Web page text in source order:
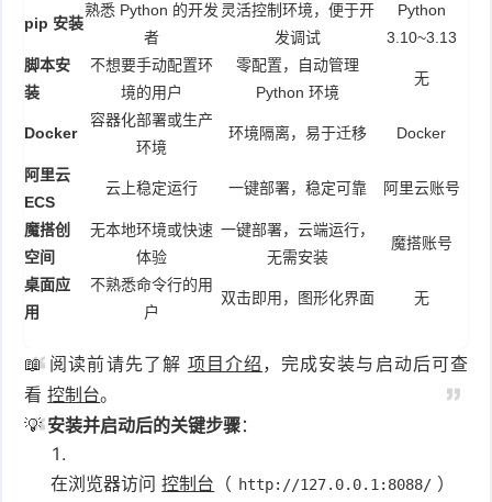
pip 安装
熟悉 Python 的开发
者
灵活控制环境，便于开
发调试
Python
3.10~3.13
脚本安
装
不想要手动配置环
境的用户
零配置，自动管理
Python 环境
无
Docker
容器化部署或生产
环境
环境隔离，易于迁移 Docker
阿里云
ECS
云上稳定运行 一键部署，稳定可靠 阿里云账号
魔搭创
空间
无本地环境或快速
体验
一键部署，云端运行，
无需安装
魔搭账号
桌面应
用
不熟悉命令行的用
户
双击即用，图形化界面 无
📖 阅读前请先了解 项目介绍 ，完成安装与启动后可查
看控制台。
💡安装并启动后的关键步骤：
在浏览器访问控制台 （ http://127.0.0.1:8088/ ）